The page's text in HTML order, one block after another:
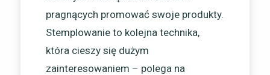
pragnących promować swoje produkty.
Stemplowanie to kolejna technika,
która cieszy się dużym
zainteresowaniem – polega na